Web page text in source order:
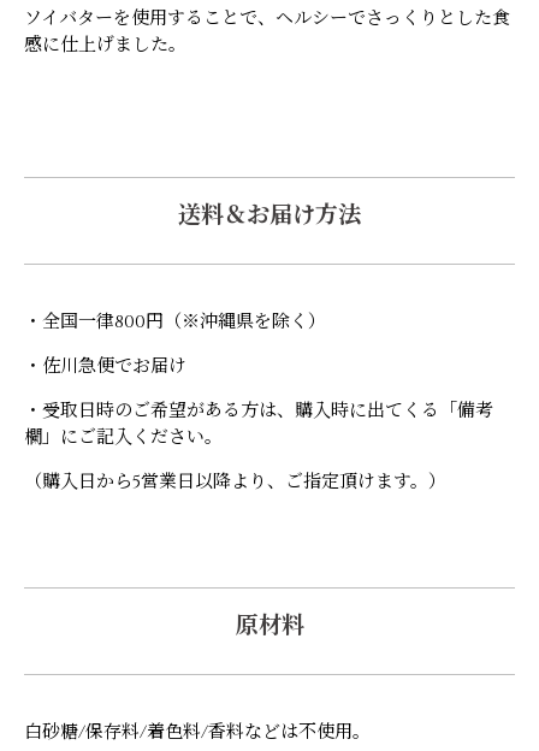
ソイバターを使用することで、ヘルシーでさっくりとした食
感に仕上げました。
送料＆お届け方法
・全国一律800円（※沖縄県を除く）
・佐川急便でお届け
・受取日時のご希望がある方は、購入時に出てくる「備考
欄」にご記入ください。
（購入日から5営業日以降より、ご指定頂けます。）
原材料
白砂糖/保存料/着色料/香料などは不使用。